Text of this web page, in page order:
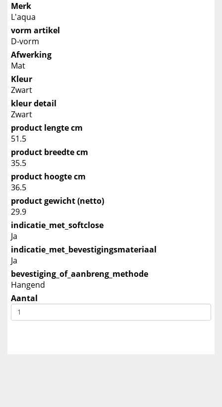
Merk
L'aqua
vorm artikel
D-vorm
Afwerking
Mat
Kleur
Zwart
kleur detail
Zwart
product lengte cm
51.5
product breedte cm
35.5
product hoogte cm
36.5
product gewicht (netto)
29.9
indicatie_met_softclose
Ja
indicatie_met_bevestigingsmateriaal
Ja
bevestiging_of_aanbreng_methode
Hangend
Aantal